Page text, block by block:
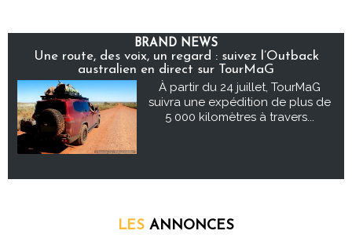
BRAND NEWS
Une route, des voix, un regard : suivez l’Outback
australien en direct sur TourMaG
À partir du 24 juillet, TourMaG
suivra une expédition de plus de
5 000 kilomètres à travers...
LES ANNONCES